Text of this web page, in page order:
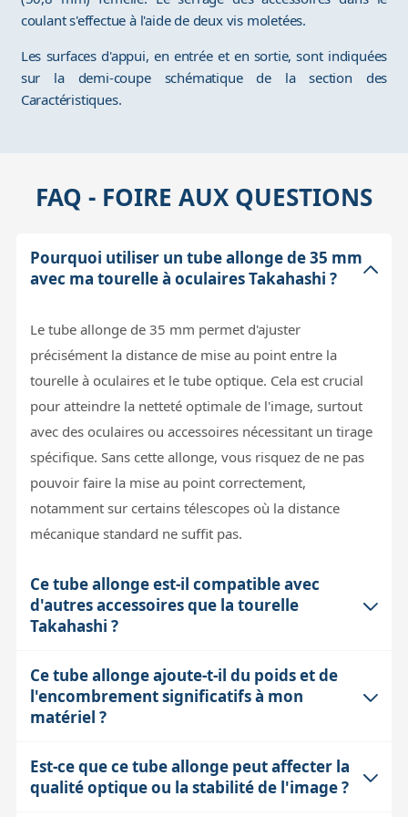
coulant s'effectue à l'aide de deux vis moletées.
Les surfaces d'appui, en entrée et en sortie, sont indiquées
sur la demi-coupe schématique de la section des
Caractéristiques.
FAQ - FOIRE AUX QUESTIONS
Pourquoi utiliser un tube allonge de 35 mm
avec ma tourelle à oculaires Takahashi ?
Le tube allonge de 35 mm permet d'ajuster
précisément la distance de mise au point entre la
tourelle à oculaires et le tube optique. Cela est crucial
pour atteindre la netteté optimale de l'image, surtout
avec des oculaires ou accessoires nécessitant un tirage
spécifique. Sans cette allonge, vous risquez de ne pas
pouvoir faire la mise au point correctement,
notamment sur certains télescopes où la distance
mécanique standard ne suffit pas.
Ce tube allonge est-il compatible avec
d'autres accessoires que la tourelle
Takahashi ?
Oui, ce tube allonge dispose d'un coulant standard 2"
(50,8 mm) mâle en entrée et 2" femelle en sortie, ce
qui le rend compatible avec la majorité des accessoires
Cependant, il faut vérifier que la longueur de 35 mm
Ce tube allonge ajoute-t-il du poids et de
l'encombrement significatifs à mon
matériel ?
Avec ses 170 grammes et une longueur mécanique de
65 mm, ce tube allonge est relativement léger et
Est-ce que ce tube allonge peut affecter la
qualité optique ou la stabilité de l'image ?